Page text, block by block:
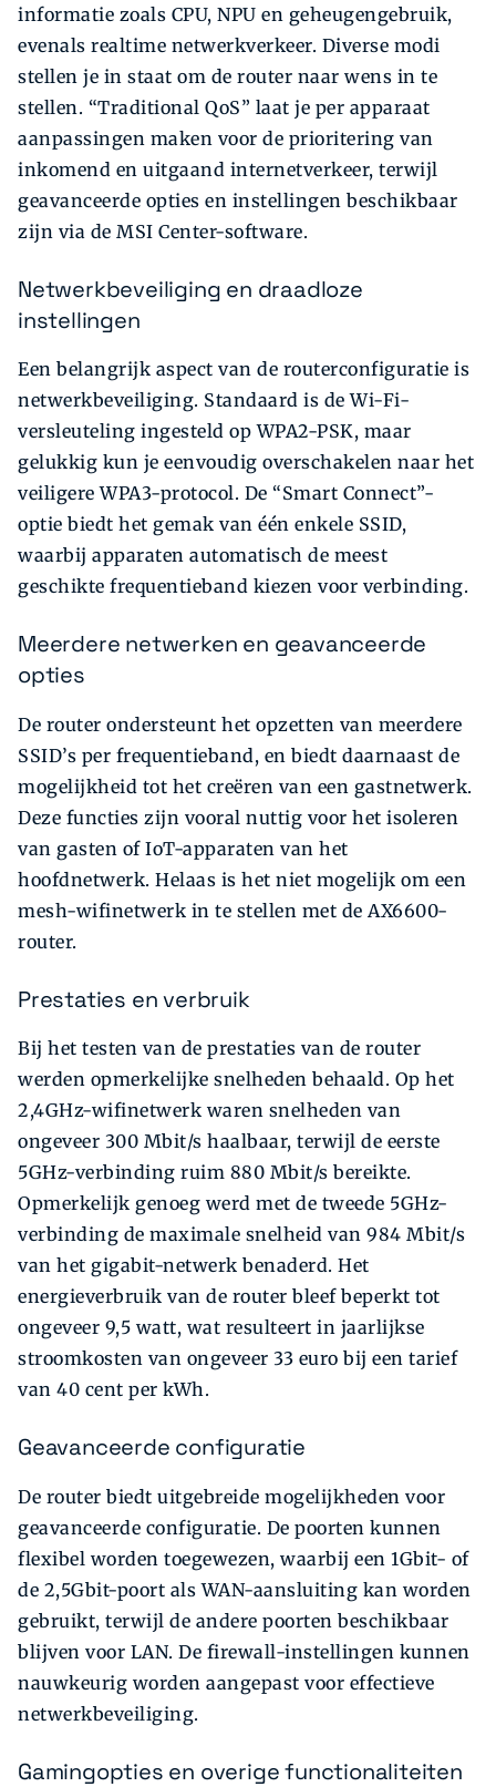
informatie zoals CPU, NPU en geheugengebruik,
evenals realtime netwerkverkeer. Diverse modi
stellen je in staat om de router naar wens in te
stellen. “Traditional QoS” laat je per apparaat
aanpassingen maken voor de prioritering van
inkomend en uitgaand internetverkeer, terwijl
geavanceerde opties en instellingen beschikbaar
zijn via de MSI Center-software.
Netwerkbeveiliging en draadloze
instellingen
Een belangrijk aspect van de routerconfiguratie is
netwerkbeveiliging. Standaard is de Wi-Fi-
versleuteling ingesteld op WPA2-PSK, maar
gelukkig kun je eenvoudig overschakelen naar het
veiligere WPA3-protocol. De “Smart Connect”-
optie biedt het gemak van één enkele SSID,
waarbij apparaten automatisch de meest
geschikte frequentieband kiezen voor verbinding.
Meerdere netwerken en geavanceerde
opties
De router ondersteunt het opzetten van meerdere
SSID’s per frequentieband, en biedt daarnaast de
mogelijkheid tot het creëren van een gastnetwerk.
Deze functies zijn vooral nuttig voor het isoleren
van gasten of IoT-apparaten van het
hoofdnetwerk. Helaas is het niet mogelijk om een
mesh-wifinetwerk in te stellen met de AX6600-
router.
Prestaties en verbruik
Bij het testen van de prestaties van de router
werden opmerkelijke snelheden behaald. Op het
2,4GHz-wifinetwerk waren snelheden van
ongeveer 300 Mbit/s haalbaar, terwijl de eerste
5GHz-verbinding ruim 880 Mbit/s bereikte.
Opmerkelijk genoeg werd met de tweede 5GHz-
verbinding de maximale snelheid van 984 Mbit/s
van het gigabit-netwerk benaderd. Het
energieverbruik van de router bleef beperkt tot
ongeveer 9,5 watt, wat resulteert in jaarlijkse
stroomkosten van ongeveer 33 euro bij een tarief
van 40 cent per kWh.
Geavanceerde configuratie
De router biedt uitgebreide mogelijkheden voor
geavanceerde configuratie. De poorten kunnen
flexibel worden toegewezen, waarbij een 1Gbit- of
de 2,5Gbit-poort als WAN-aansluiting kan worden
gebruikt, terwijl de andere poorten beschikbaar
blijven voor LAN. De firewall-instellingen kunnen
nauwkeurig worden aangepast voor effectieve
netwerkbeveiliging.
Gamingopties en overige functionaliteiten